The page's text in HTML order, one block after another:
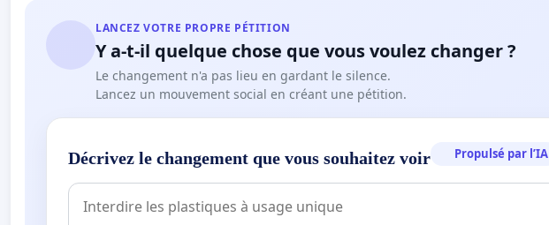
LANCEZ VOTRE PROPRE PÉTITION
Y a-t-il quelque chose que vous voulez changer ?
Le changement n'a pas lieu en gardant le silence.
Lancez un mouvement social en créant une pétition.
Décrivez le changement que vous souhaitez voir Propulsé par l’IA